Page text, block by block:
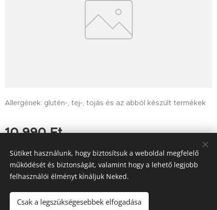
Allergének: glutén-, tej-, tojás és az abból készült termékek
10 990Ft
Tutajos Vendéglő / A Tutajos házhoz viszi a minőséget
Információk
Sütik
Sütiket használunk, hogy biztosítsuk a weboldal megfelelő
működését és biztonságát, valamint hogy a lehető legjobb
felhasználói élményt kínáljuk Neked.
Csak a legszükségesebbek elfogadása